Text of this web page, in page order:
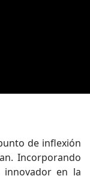
de inflexión
Incorporando
innovador en la